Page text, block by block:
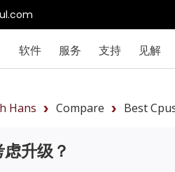
软件 服务 支持 见解
Hans Compare Best
升级？